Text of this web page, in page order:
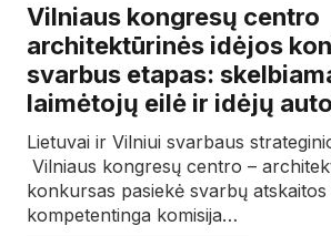
Vilniaus kongresų centro
architektūrinės idėjos
svarbus etapas:
laimėtojų eilė ir idėjų
Lietuvai ir Vilniui svarbaus
Vilniaus kongresų centro –
konkursas pasiekė svarbų atskaitos
kompetentinga komisija…